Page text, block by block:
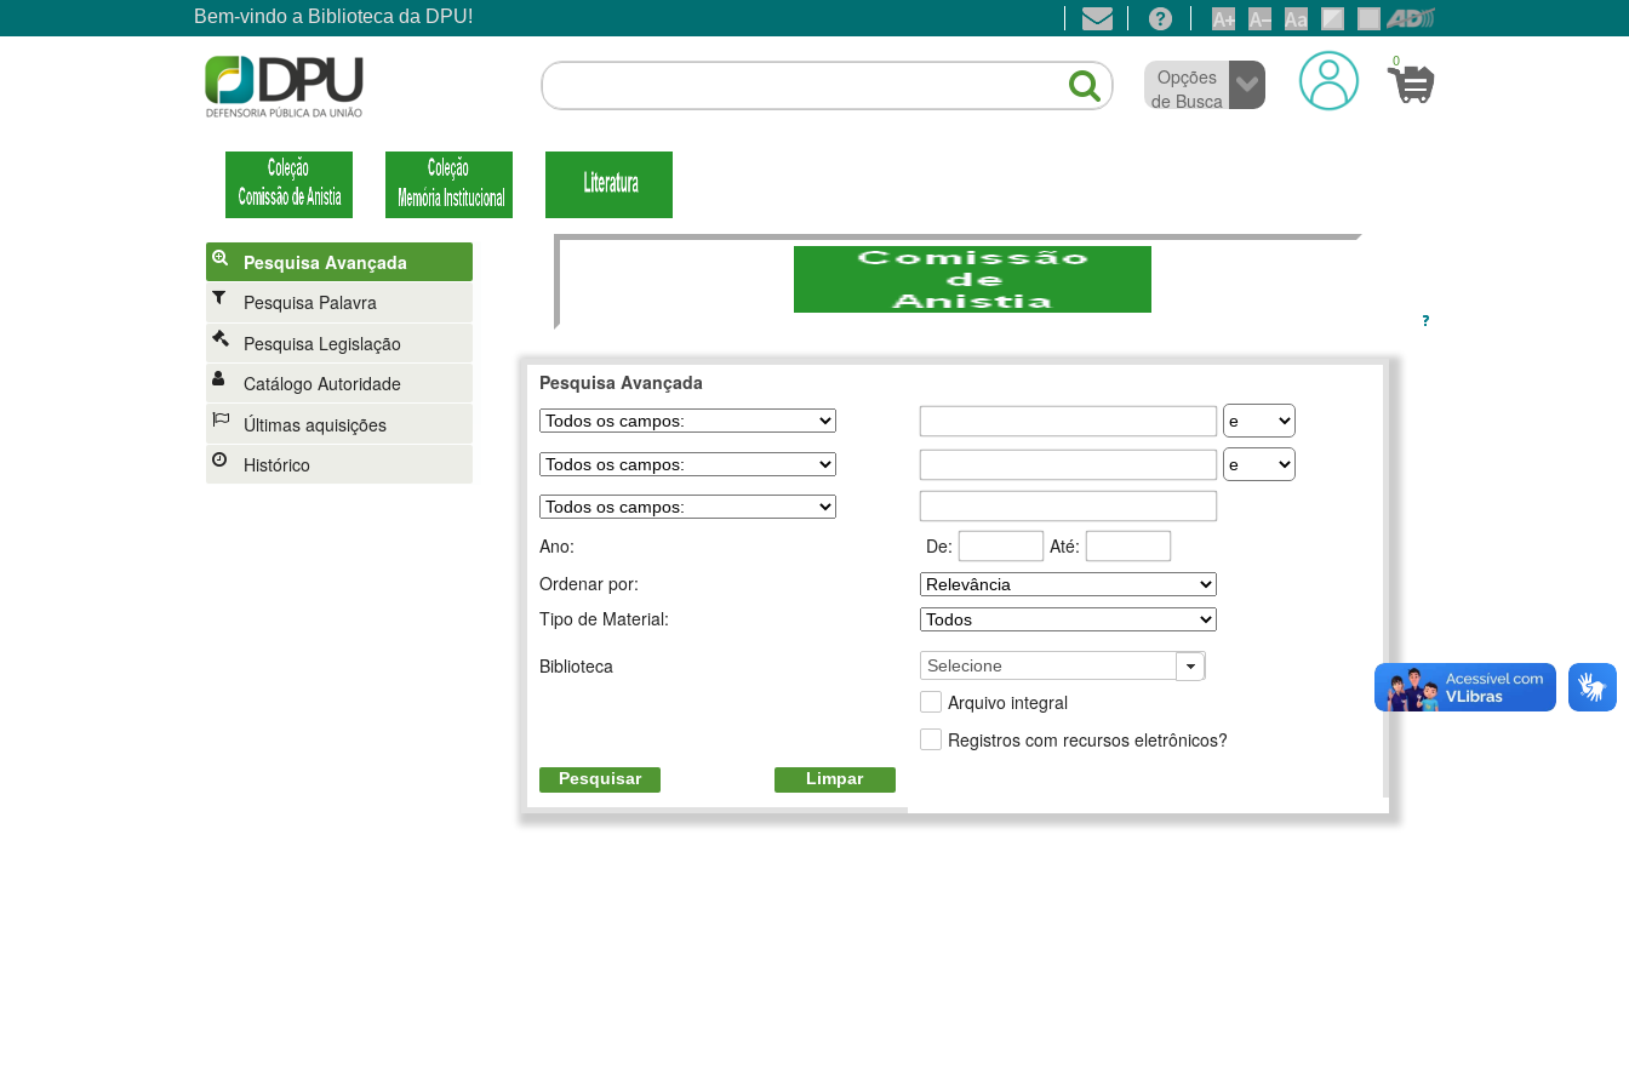
0
Opções
de Busca
Pesquisa Avançada
Pesquisa Palavra
Pesquisa Legislação
Catálogo Autoridade
Últimas aquisições
Histórico
Pesquisa Avançada
Ano: De:
Até:
Ordenar por:
Tipo de Material:
Biblioteca
Selecione
Arquivo integral
Registros com recursos eletrônicos?
Pesquisar Limpar